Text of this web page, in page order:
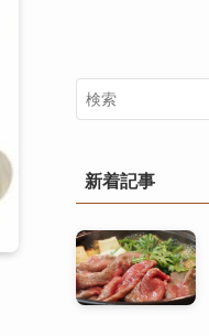
新着記事